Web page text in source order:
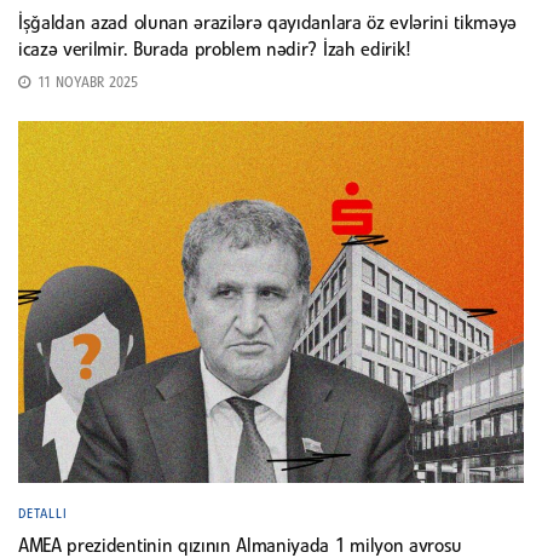
İşğaldan azad olunan ərazilərə qayıdanlara öz evlərini tikməyə
icazə verilmir. Burada problem nədir? İzah edirik!
11 NOYABR 2025
DETALLI
AMEA prezidentinin qızının Almaniyada 1 milyon avrosu